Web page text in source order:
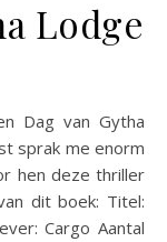
Lodge
sprak me enorm
hen deze thriller
dit boek: Titel:
Cargo Aantal